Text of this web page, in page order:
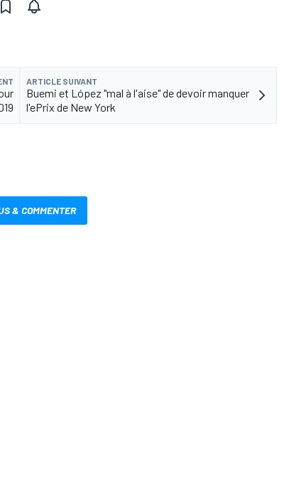
ARTICLE SUIVANT
Buemi et López "mal à l'aise" de devoir manquer
l'ePrix de New York
& COMMENTER